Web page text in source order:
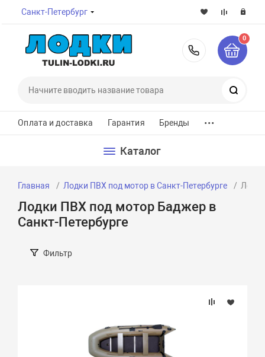
Санкт-Петербург
8-800-
0
Оплата и доставка Гарантия Бренды ...
Каталог
Главная Лодки ПВХ под мотор в Санкт-Петербурге
Лодки ПВХ под мотор Баджер в
Санкт-Петербурге
Фильтр